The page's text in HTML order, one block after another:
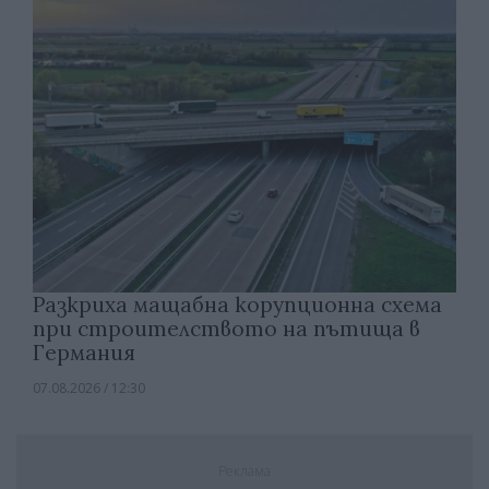
Разкриха мащабна корупционна схема
при строителството на пътища в
Германия
07.08.2026 / 12:30